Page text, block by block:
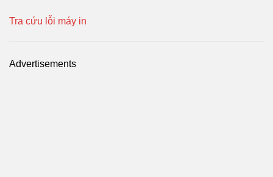
Tra cứu lỗi máy in
Advertisements